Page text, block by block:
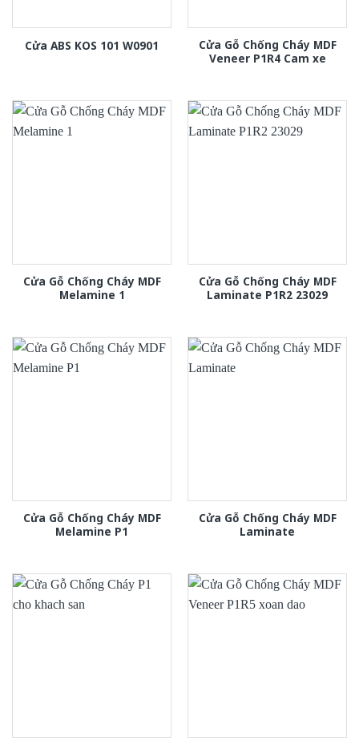
Cửa ABS KOS 101 W0901
Cửa Gỗ Chống Cháy MDF
Veneer P1R4 Cam xe
Cửa Gỗ Chống Cháy MDF
Melamine 1
Cửa Gỗ Chống Cháy MDF
Laminate P1R2 23029
Cửa Gỗ Chống Cháy MDF
Melamine P1
Cửa Gỗ Chống Cháy MDF
Laminate